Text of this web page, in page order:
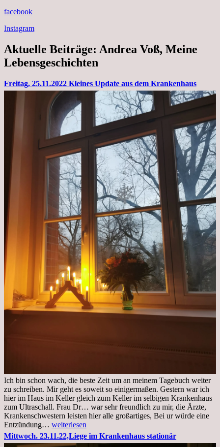
facebook
Instagram
Aktuelle Beiträge: Andrea Voß, Meine
Lebensgeschichten
Freitag, 25.11.2022 Kleines Update aus dem Krankenhaus
Ich bin schon wach, die beste Zeit um an meinem Tagebuch weiter
zu schreiben. Mir geht es soweit so einigermaßen. Gestern war ich
hier im Haus im Keller gleich zum Keller im selbigen Krankenhaus
zum Ultraschall. Frau Dr… war sehr freundlich zu mir, die Ärzte,
Krankenschwestern leisten hier alle großartiges, Bei ur würde eine
Entzündung… Freitag,
25.11.2022
Kleines
weiterlesen
Mittwoch. 23.11.22,Liege im Krankenhaus stationär